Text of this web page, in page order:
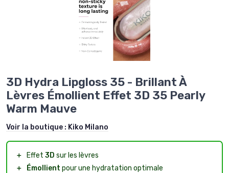
3D Hydra Lipgloss 35 - Brillant À
Lèvres Émollient Effet 3D 35 Pearly
Warm Mauve
Voir la boutique : Kiko Milano
＋ Effet 3D sur les lèvres
＋
Émollient pour une hydratation optimale